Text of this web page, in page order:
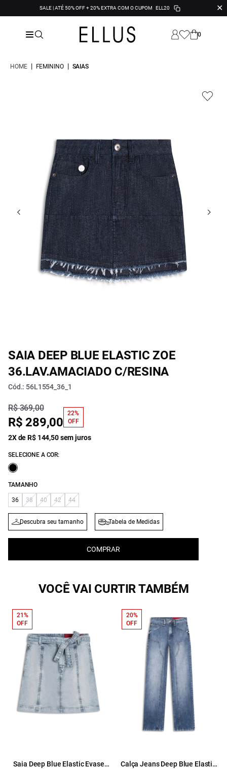
SALE | ATÉ 50% OFF + 20% EXTRA COM O CUPOM ELL20 ✕
0
HOME | FEMININO | SAIAS
SAIA DEEP BLUE ELASTIC ZOE
36.LAV.AMACIADO C/RESINA
Cód.: 56L1554_36_1
R$ 369,00
R$ 289,00
22%
OFF
2X de R$ 144,50 sem juros
SELECIONE A COR:
TAMANHO
36 38 40 42 44
Descubra seu tamanho Tabela de Medidas
COMPRAR
VOCÊ VAI CURTIR TAMBÉM
Saia Deep Blue Elastic Evase
21%
OFF
Calça Jeans Deep Blue Elastic
20%
OFF